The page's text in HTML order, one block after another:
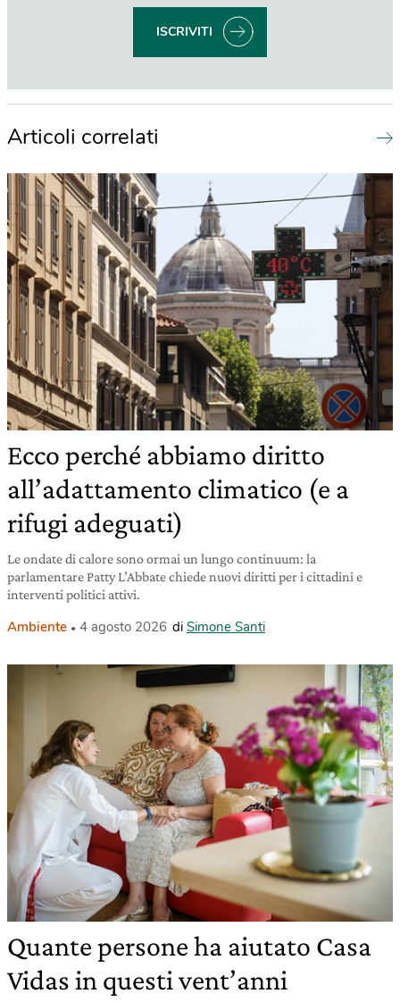
ISCRIVITI
Articoli correlati
Ecco perché abbiamo diritto
all’adattamento climatico (e a
rifugi adeguati)
Le ondate di calore sono ormai un lungo continuum: la
parlamentare Patty L’Abbate chiede nuovi diritti per i cittadini e
interventi politici attivi.
Ambiente 4 agosto 2026 di Simone Santi
Quante persone ha aiutato Casa
Vidas in questi vent’anni